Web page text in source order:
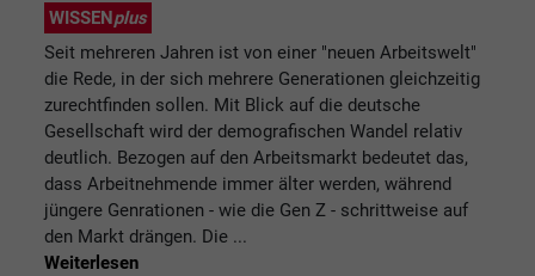
WISSENplus
Seit mehreren Jahren ist von einer "neuen Arbeitswelt"
die Rede, in der sich mehrere Generationen gleichzeitig
zurechtfinden sollen. Mit Blick auf die deutsche
Gesellschaft wird der demografischen Wandel relativ
deutlich. Bezogen auf den Arbeitsmarkt bedeutet das,
dass Arbeitnehmende immer älter werden, während
jüngere Genrationen - wie die Gen Z - schrittweise auf
den Markt drängen. Die ...
Weiterlesen